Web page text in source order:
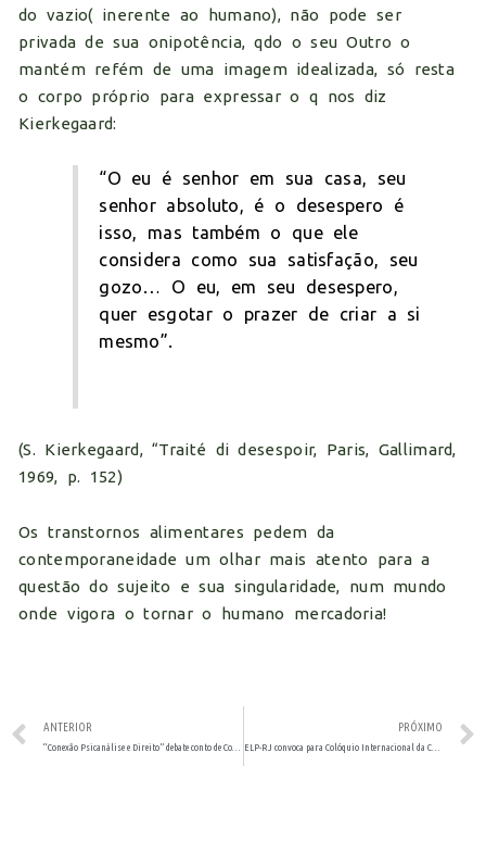
do vazio( inerente ao humano), não pode ser
privada de sua onipotência, qdo o seu Outro o
mantém refém de uma imagem idealizada, só resta
o corpo próprio para expressar o q nos diz
Kierkegaard:
“O eu é senhor em sua casa, seu
senhor absoluto, é o desespero é
isso, mas também o que ele
considera como sua satisfação, seu
gozo… O eu, em seu desespero,
quer esgotar o prazer de criar a si
mesmo”.
(S. Kierkegaard, “Traité di desespoir, Paris, Gallimard,
1969, p. 152)
Os transtornos alimentares pedem da
contemporaneidade um olhar mais atento para a
questão do sujeito e sua singularidade, num mundo
onde vigora o tornar o humano mercadoria!
ANTERIOR PRÓXIMO
ELP-RJ convoca para Colóquio Internacional da Convergência